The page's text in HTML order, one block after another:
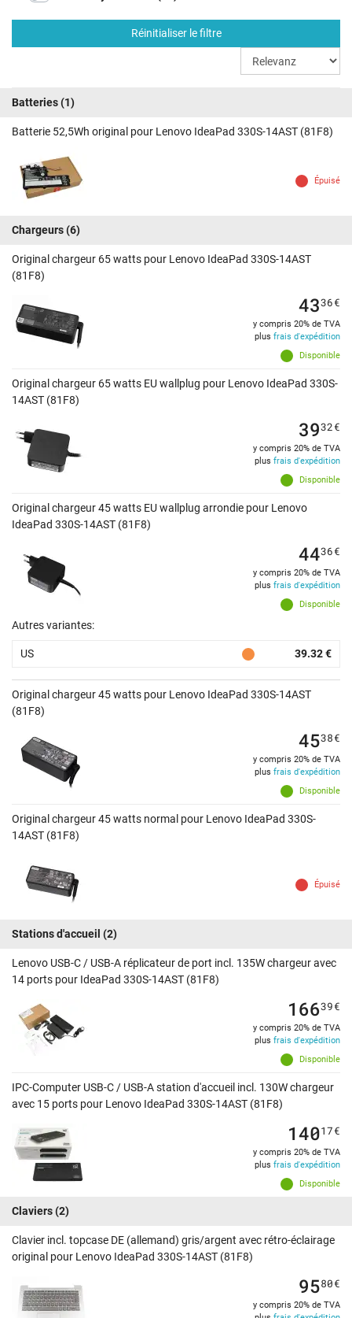
Réinitialiser le filtre
Batteries(1)
Batterie 52,5Wh original pour Lenovo IdeaPad 330S-14AST (81F8)
Épuisé
Chargeurs(6)
Original chargeur 65 watts pour Lenovo IdeaPad 330S-14AST
(81F8)
Disponible
4336€
y compris 20% de TVA
plus frais d'expédition
Original chargeur 65 watts EU wallplug pour Lenovo IdeaPad 330S-
14AST (81F8)
Disponible
3932€
y compris 20% de TVA
plus frais d'expédition
Original chargeur 45 watts EU wallplug arrondie pour Lenovo
IdeaPad 330S-14AST (81F8)
Disponible
4436€
y compris 20% de TVA
plus frais d'expédition
Autres variantes:
US 39.32 €
Original chargeur 45 watts pour Lenovo IdeaPad 330S-14AST
(81F8)
Disponible
4538€
y compris 20% de TVA
plus frais d'expédition
Original chargeur 45 watts normal pour Lenovo IdeaPad 330S-
14AST (81F8)
Épuisé
Stations d'accueil (2)
Lenovo USB-C / USB-A réplicateur de port incl. 135W chargeur avec
14 ports pour IdeaPad 330S-14AST (81F8)
Disponible
16639€
y compris 20% de TVA
plus frais d'expédition
IPC-Computer USB-C / USB-A station d'accueil incl. 130W chargeur
avec 15 ports pour Lenovo IdeaPad 330S-14AST (81F8)
Disponible
14017€
y compris 20% de TVA
plus frais d'expédition
Claviers(2)
Clavier incl. topcase DE (allemand) gris/argent avec rétro-éclairage
original pour Lenovo IdeaPad 330S-14AST (81F8)
9580€
y compris 20% de TVA